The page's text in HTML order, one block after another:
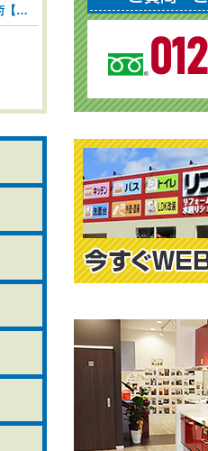
第一印象が変わる玄関リフォーム術【広島市 安佐南区 安佐北区】